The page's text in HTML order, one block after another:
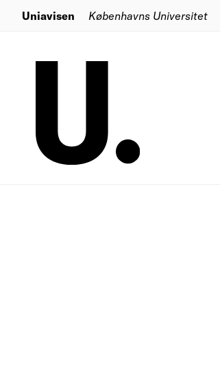
Uniavisen Københavns Universitet